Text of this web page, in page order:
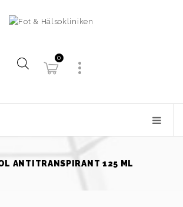
0
ANTITRANSPIRANT 125 ML